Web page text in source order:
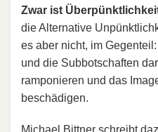
Zwar ist
die Alternative
es aber nicht, im
und die Subbotschaften
ramponieren und das
beschädigen.